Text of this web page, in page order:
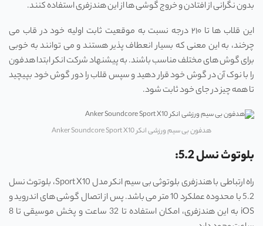
بدون نگرانی از افتادن و خروج گوشی ‌ها از این هندزفری استفاده کنند.
این قلاب ها تا ۲۱۰ درجه نسبت به موقعیت ثابت اولیه خود در قاب می
چرخند، به این معنی که بسیار انعطاف پذیر هستند و می توانند به خوبی
برای گوش های مختلف مناسب باشند. به پیشنهاد شرکت انکر ابتدا هدفون
را با نوک آن در گوش خود قرار دهید و سپس قلاب را دور گوش خود بپیچید
تا همه چیز در جای خود ثابت شود.
هدفون بی سیم ورزشی انکر Anker Soundcore Sport X10
بلوتوث نسل 5.2:
راه ارتباطی با هندزفری بلوتوثی بی‌ سیم انکر مدل Sport X10، بلوتوث نسل
5.2 با محدوده عملکرد 10 متر می ‌باشد. پس از اتصال گوشی ‌های اندروید و
iOS به این هندزفری، امکان استفاده تا 32 ساعت و پخش موسیقی تا 8